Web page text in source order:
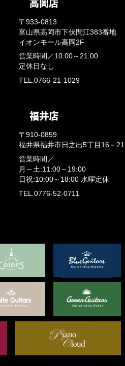
〒933-0813
富山県高岡市下伏間江383番地
イオンモール高岡2F
営業時間／ 10:00～21:00
定休日なし
TEL.0766-21-1029
〒910-0859
福井県福井市日之出5丁目16－21
営業時間／
月～土:11:00～19:00
日祝:10:00～18:00 水曜定休
TEL.0776-52-0711